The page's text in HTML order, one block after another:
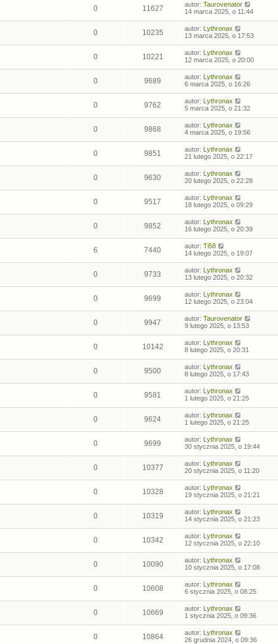
0 11627 autor: Taurovenator
14 marca 2025, o 11:44
0 10235 autor: Lythronax
13 marca 2025, o 17:53
0 10221 autor: Lythronax
12 marca 2025, o 20:00
0 9689 autor: Lythronax
6 marca 2025, o 16:26
0 9762 autor: Lythronax
5 marca 2025, o 21:32
0 9868 autor: Lythronax
4 marca 2025, o 19:56
0 9851 autor: Lythronax
21 lutego 2025, o 22:17
0 9630 autor: Lythronax
20 lutego 2025, o 22:28
0 9517 autor: Lythronax
18 lutego 2025, o 09:29
0 9852 autor: Lythronax
16 lutego 2025, o 20:39
6 7440 autor: Ti58
14 lutego 2025, o 19:07
0 9733 autor: Lythronax
13 lutego 2025, o 20:32
0 9699 autor: Lythronax
12 lutego 2025, o 23:04
0 9947 autor: Taurovenator
9 lutego 2025, o 13:53
0 10142 autor: Lythronax
8 lutego 2025, o 20:31
0 9500 autor: Lythronax
8 lutego 2025, o 17:43
0 9581 autor: Lythronax
1 lutego 2025, o 21:25
0 9624 autor: Lythronax
1 lutego 2025, o 21:25
0 9699 autor: Lythronax
30 stycznia 2025, o 19:44
0 10377 autor: Lythronax
20 stycznia 2025, o 11:20
0 10328 autor: Lythronax
19 stycznia 2025, o 21:21
0 10319 autor: Lythronax
14 stycznia 2025, o 21:23
0 10342 autor: Lythronax
12 stycznia 2025, o 22:10
0 10090 autor: Lythronax
10 stycznia 2025, o 17:08
0 10608 autor: Lythronax
6 stycznia 2025, o 08:25
0 10669 autor: Lythronax
1 stycznia 2025, o 09:36
0 10864 autor: Lythronax
26 grudnia 2024, o 09:36